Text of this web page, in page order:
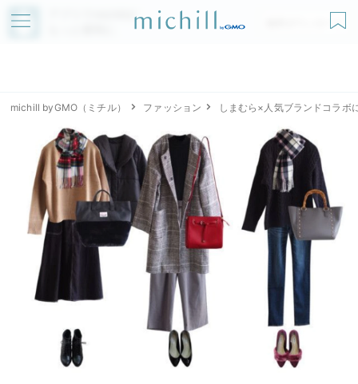
アプリでmichillが
無料ダウンロード
michill byGMO（ミチル） ファッション しまむら×人気ブランドコラボ